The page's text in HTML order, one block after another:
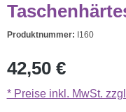
Produktnummer: I160
Regulärer Preis:
42,50 €
* Preise inkl. MwSt.